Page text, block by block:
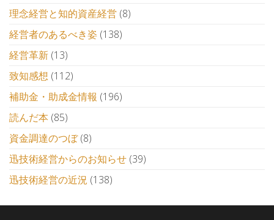
理念経営と知的資産経営 (8)
経営者のあるべき姿 (138)
経営革新 (13)
致知感想 (112)
補助金・助成金情報 (196)
読んだ本 (85)
資金調達のつぼ(8)
迅技術経営からのお知らせ (39)
迅技術経営の近況 (138)